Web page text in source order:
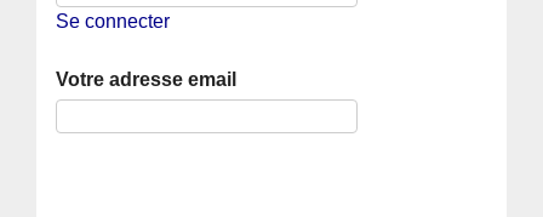
Se connecter
Votre adresse email